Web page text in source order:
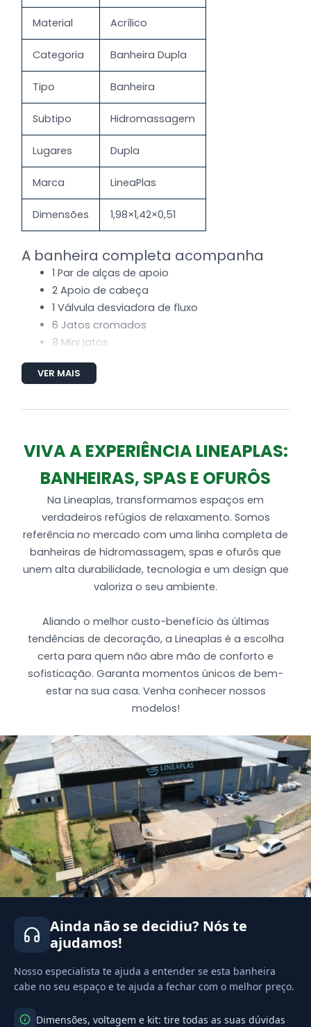
Material Acrílico
Categoria Banheira Dupla
Tipo Banheira
Subtipo Hidromassagem
Lugares Dupla
Marca LineaPlas
Dimensões 1,98×1,42×0,51
A banheira completa acompanha
1 Par de alças de apoio
2 Apoio de cabeça
1 Válvula desviadora de fluxo
6 Jatos cromados
8 Mini jatos
1 Entrada de água
1 MotoBomba de 2 cv
4 entradas de ar (arejador)
Tubulaçao de água dos bicos de
Tubulação de ar dos bicos de
hidromassagem
2 Ralos de fundo
Bica Ladrão
Produzida em Acrílico .
VER MAIS
VIVA A EXPERIÊNCIA LINEAPLAS:
BANHEIRAS, SPAS E OFURÔS
Na Lineaplas, transformamos espaços em
verdadeiros refúgios de relaxamento. Somos
referência no mercado com uma linha completa de
banheiras de hidromassagem, spas e ofurôs que
unem alta durabilidade, tecnologia e um design que
valoriza o seu ambiente.
Aliando o melhor custo-benefício às últimas
tendências de decoração, a Lineaplas é a escolha
certa para quem não abre mão de conforto e
sofisticação. Garanta momentos únicos de bem-
estar na sua casa. Venha conhecer nossos
modelos!
Ainda não se decidiu? Nós te
ajudamos!
Nosso especialista te ajuda a entender se esta banheira
cabe no seu espaço e te ajuda a fechar com o melhor preço.
Dimensões, voltagem e kit: tire todas as suas dúvidas